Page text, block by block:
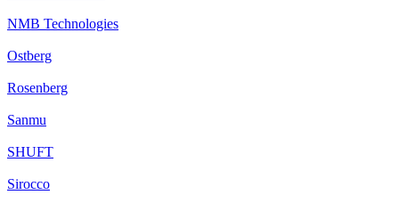
NMB Technologies
Ostberg
Rosenberg
Sanmu
SHUFT
Sirocco